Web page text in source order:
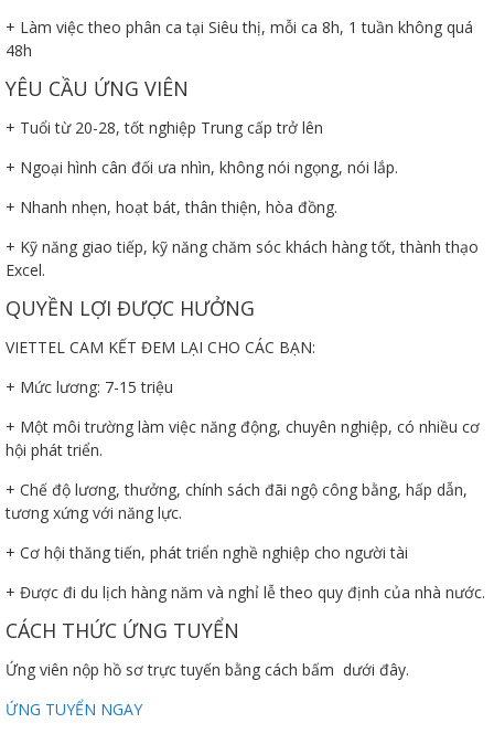
bồi
+ Làm việc theo phân ca tại Siêu thị, mỗi ca 8h, 1 tuần không quá
48h
YÊU CẦU ỨNG VIÊN
+ Tuổi từ 20-28, tốt nghiệp Trung cấp trở lên
+ Ngoại hình cân đối ưa nhìn, không nói ngọng, nói lắp.
+ Nhanh nhẹn, hoạt bát, thân thiện, hòa đồng.
+ Kỹ năng giao tiếp, kỹ năng chăm sóc khách hàng tốt, thành thạo
Excel.
QUYỀN LỢI ĐƯỢC HƯỞNG
VIETTEL CAM KẾT ĐEM LẠI CHO CÁC BẠN:
+ Mức lương: 7-15 triệu
+ Một môi trường làm việc năng động, chuyên nghiệp, có nhiều cơ
hội phát triển.
+ Chế độ lương, thưởng, chính sách đãi ngộ công bằng, hấp dẫn,
tương xứng với năng lực.
+ Cơ hội thăng tiến, phát triển nghề nghiệp cho người tài
+ Được đi du lịch hàng năm và nghỉ lễ theo quy định của nhà nước.
CÁCH THỨC ỨNG TUYỂN
Ứng viên nộp hồ sơ trực tuyến bằng cách bấm dưới đây.
ỨNG TUYỂN NGAY